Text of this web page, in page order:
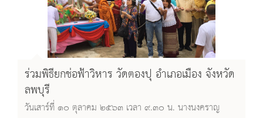
ร่วมพิธียกช่อฟ้าวิหาร วัดตองปุ อำเภอเมือง จังหวัด
ลพบุรี
วันเสาร์ที่ ๑๐ ตุลาคม ๒๕๖๓ เวลา ๙.๓๐ น. นางนงคราญ